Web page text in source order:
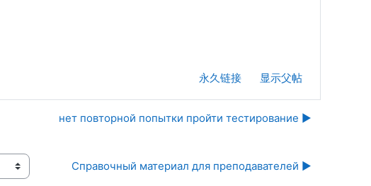
永久链接
显示父帖
нет повторной попытки пройти тестирование ▶︎
Справочный материал для преподавателей ▶︎